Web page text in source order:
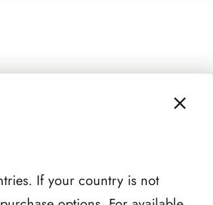
If your country is not